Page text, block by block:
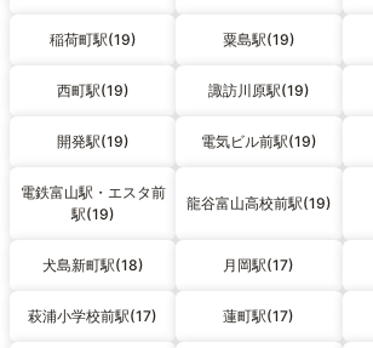
稲荷町駅(19) 粟島駅(19)
西町駅(19) 諏訪川原駅(19)
開発駅(19) 電気ビル前駅(19)
電鉄富山駅・エスタ前
駅(19)
龍谷富山高校前駅(19)
犬島新町駅(18) 月岡駅(17)
萩浦小学校前駅(17) 蓮町駅(17)